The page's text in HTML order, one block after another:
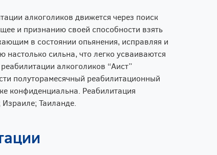
алкоголиков движется через поиск
и признанию своей способности взять
в состоянии опьянения, исправляя и
сильна, что легко усваиваются
алкоголиков “Аист”
полуторамесячный реабилитационный
конфиденциальна. Реабилитация
Таиланде.